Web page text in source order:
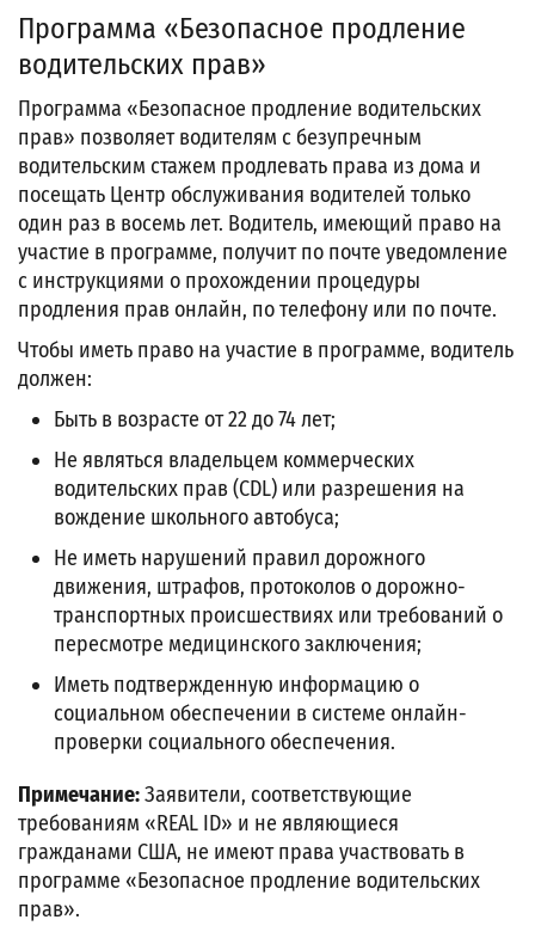
Программа «Безопасное продление
водительских прав»
Программа «Безопасное продление водительских
прав» позволяет водителям с безупречным
водительским стажем продлевать права из дома и
посещать Центр обслуживания водителей только
один раз в восемь лет. Водитель, имеющий право на
участие в программе, получит по почте уведомление
с инструкциями о прохождении процедуры
продления прав онлайн, по телефону или по почте.
Чтобы иметь право на участие в программе, водитель
должен:
Быть в возрасте от 22 до 74 лет;
Не являться владельцем коммерческих
водительских прав (CDL) или разрешения на
вождение школьного автобуса;
Не иметь нарушений правил дорожного
движения, штрафов, протоколов о дорожно-
транспортных происшествиях или требований о
пересмотре медицинского заключения;
Иметь подтвержденную информацию о
социальном обеспечении в системе онлайн-
проверки социального обеспечения.
Примечание:Заявители, соответствующие
требованиям «REAL ID» и не являющиеся
гражданами США, не имеют права участвовать в
программе «Безопасное продление водительских
прав».